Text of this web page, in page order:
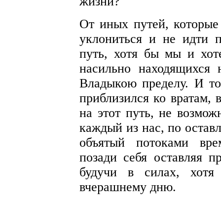
От иных путей,
уклониться и не идти
путь, хотя бы мы и
насильно
Владыкою пределу. И
приблизился ко
на этот путь, не
каждый из нас, по
объятый потоками
позади себя оставляя
будучи в силах,
вчерашнему дню.